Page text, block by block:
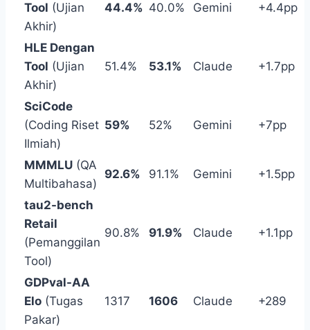
Tool (Ujian
Akhir)
44.4% 40.0% Gemini +4.4pp
HLE Dengan
Tool (Ujian
Akhir)
51.4% 53.1% Claude +1.7pp
SciCode
(Coding Riset
Ilmiah)
59% 52% Gemini +7pp
MMMLU (QA
Multibahasa)
92.6% 91.1% Gemini +1.5pp
tau2-bench
Retail
(Pemanggilan
Tool)
90.8% 91.9% Claude +1.1pp
GDPval-AA
Elo (Tugas
Pakar)
1317 1606 Claude +289